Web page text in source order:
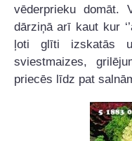
vēderprieku domāt.
dārziņā arī kaut kur
ļoti glīti izskatās
sviestmaizes,
priecēs līdz pat